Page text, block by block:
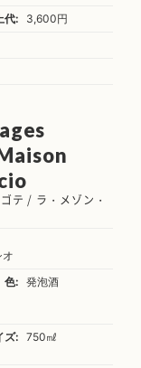
代:
3,600円
テ / ラ・メゾン・
色: 発泡酒
ズ: 750㎖